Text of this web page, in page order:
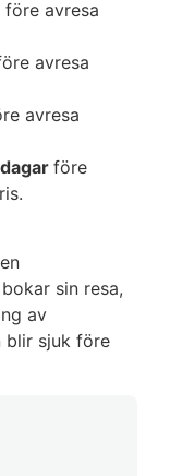
före avresa
avresa
avresa
före
sin resa,
av
sjuk före